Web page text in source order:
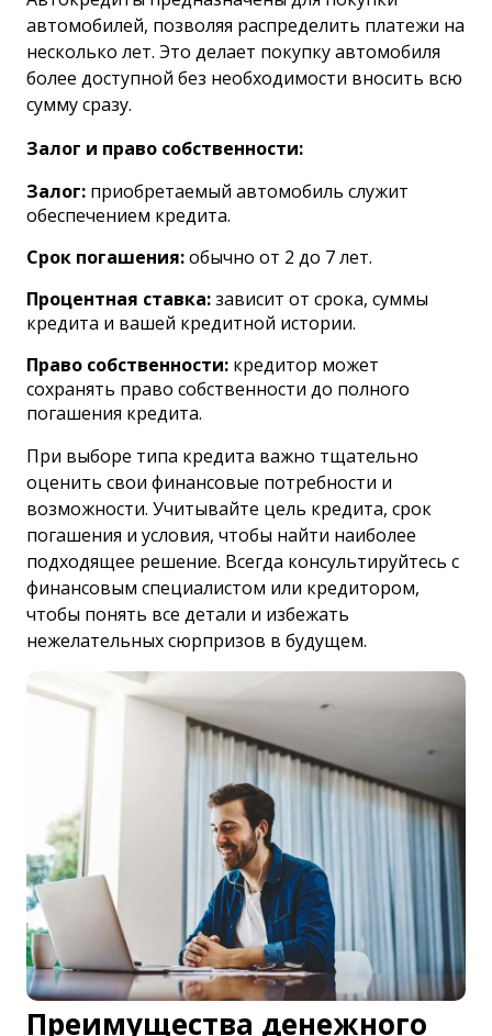
автомобилей, позволяя распределить платежи на
несколько лет. Это делает покупку автомобиля
более доступной без необходимости вносить всю
сумму сразу.
Залог и право собственности:
Залог: приобретаемый автомобиль служит
обеспечением кредита.
Срок погашения:обычно от 2 до 7 лет.
Процентная ставка:зависит от срока, суммы
кредита и вашей кредитной истории.
Право собственности: кредитор может
сохранять право собственности до полного
погашения кредита.
При выборе типа кредита важно тщательно
оценить свои финансовые потребности и
возможности. Учитывайте цель кредита, срок
погашения и условия, чтобы найти наиболее
подходящее решение. Всегда консультируйтесь с
финансовым специалистом или кредитором,
чтобы понять все детали и избежать
нежелательных сюрпризов в будущем.
Преимущества денежного